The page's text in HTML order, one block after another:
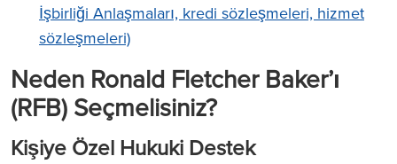
İşbirliği Anlaşmaları, kredi sözleşmeleri, hizmet
sözleşmeleri)
Neden Ronald Fletcher Baker’ı
(RFB) Seçmelisiniz?
Kişiye Özel Hukuki Destek